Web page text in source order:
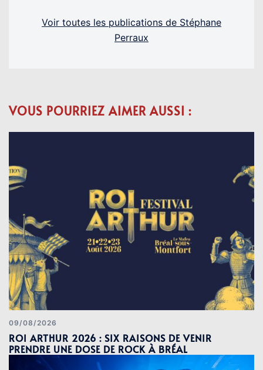
Voir toutes les publications de Stéphane
Perraux
VOUS POURRIEZ AIMER AUSSI :
09/08/2026
ROI ARTHUR 2026 : SIX RAISONS DE VENIR
PRENDRE UNE DOSE DE ROCK À BRÉAL